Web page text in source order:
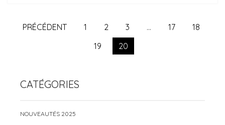
PRÉCÉDENT 1 2 3 … 17
18
19
20
CATÉGORIES
NOUVEAUTÉS 2025